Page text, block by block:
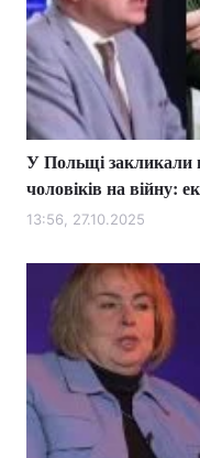
У Польщі закликали
чоловіків на війну:
13:56, 27.10.2025